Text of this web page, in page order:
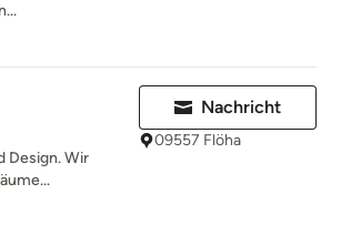
Design. Wir
Nachricht
09557 Flöha